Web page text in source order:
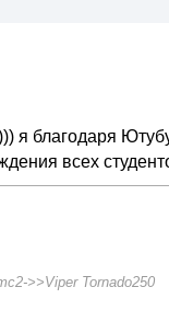
я благодаря
всех
>>Viper Tornado250